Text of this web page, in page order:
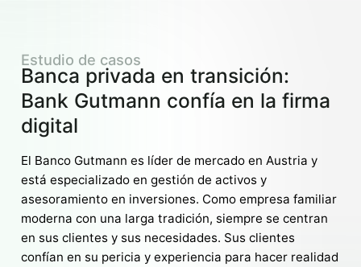
Banca privada en transición:
Bank Gutmann confía en la firma
digital
Estudio de casos
El Banco Gutmann es líder de mercado en Austria y
está especializado en gestión de activos y
asesoramiento en inversiones. Como empresa familiar
moderna con una larga tradición, siempre se centran
en sus clientes y sus necesidades. Sus clientes
confían en su pericia y experiencia para hacer realidad